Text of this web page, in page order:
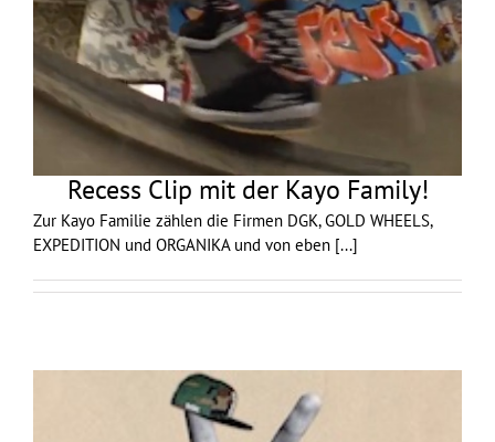
Recess Clip mit der Kayo Family!
Zur Kayo Familie zählen die Firmen DGK, GOLD WHEELS,
EXPEDITION und ORGANIKA und von eben [...]